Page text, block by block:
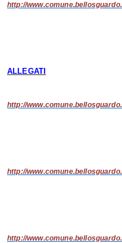
http://
ALLEGATI
http://
http://
http://